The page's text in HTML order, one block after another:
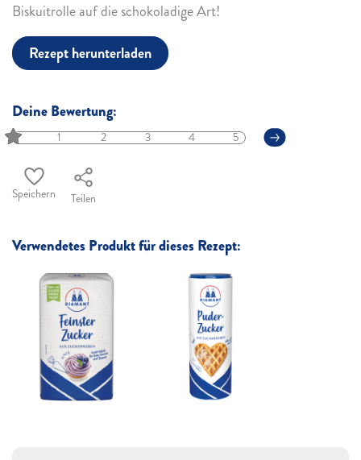
Biskuitrolle auf die schokoladige Art!
Rezept herunterladen
Deine Bewertung:
1 2 3 4 5
Speichern Teilen
Verwendetes Produkt für dieses Rezept: